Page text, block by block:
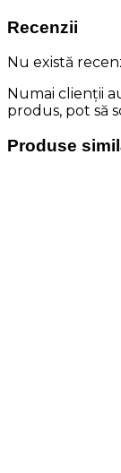
Recenzii
Nu există
Numai clienții
produs, pot să
Produse